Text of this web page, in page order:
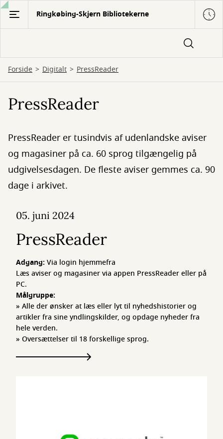
Gå
hovedindhold
Ringkøbing-Skjern Bibliotekerne
Forside Digitalt PressReader
PressReader
PressReader er tusindvis af udenlandske aviser
og magasiner på ca. 60 sprog tilgængelig på
udgivelsesdagen. De fleste aviser gemmes ca. 90
dage i arkivet.
05. juni 2024
PressReader
Adgang: Via login hjemmefra
Læs aviser og magasiner via appen PressReader eller på
PC.
Målgruppe:
» Alle der ønsker at læs eller lyt til nyhedshistorier og
artikler fra sine yndlingskilder, og opdage nyheder fra
hele verden.
» Oversættelser til 18 forskellige sprog.